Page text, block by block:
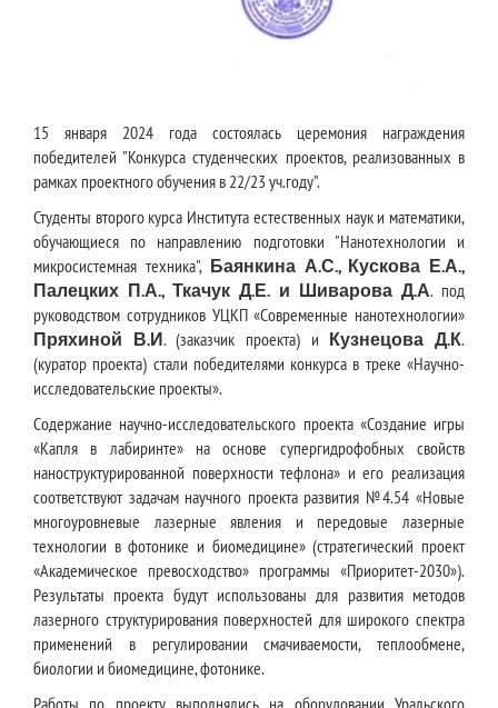
15 января 2024 года состоялась церемония награждения
победителей "Конкурса студенческих проектов, реализованных в
рамках проектного обучения в 22/23 уч.году".
Студенты второго курса Института естественных наук и математики,
обучающиеся по направлению подготовки "Нанотехнологии и
микросистемная техника",Баянкина А.С., Кускова Е.А.,
Палецких П.А., Ткачук Д.Е. и Шиварова Д.А. под
руководством сотрудников УЦКП «Современные нанотехнологии»
Пряхиной В.И. (заказчик проекта) и Кузнецова Д.К.
(куратор проекта) стали победителями конкурса в треке «Научно-
исследовательские проекты».
Содержание научно-исследовательского проекта «Создание игры
«Капля в лабиринте» на основе супергидрофобных свойств
наноструктурированной поверхности тефлона» и его реализация
соответствуют задачам научного проекта развития №4.54 «Новые
многоуровневые лазерные явления и передовые лазерные
технологии в фотонике и биомедицине» (стратегический проект
«Академическое превосходство» программы «Приоритет-2030»).
Результаты проекта будут использованы для развития методов
лазерного структурирования поверхностей для широкого спектра
применений в регулировании смачиваемости, теплообмене,
биологии и биомедицине, фотонике.